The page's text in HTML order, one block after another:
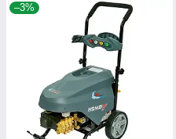
–3%